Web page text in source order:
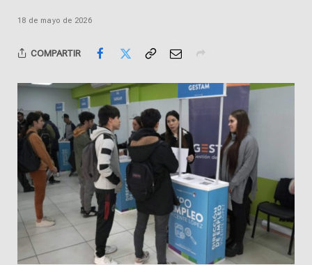
18 de mayo de 2026
COMPARTIR